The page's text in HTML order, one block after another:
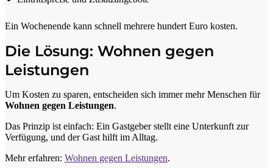
Ein Wochenende kann schnell mehrere hundert Euro kosten.
Die Lösung: Wohnen gegen
Leistungen
Um Kosten zu sparen, entscheiden sich immer mehr Menschen für
Wohnen gegen Leistungen.
Das Prinzip ist einfach: Ein Gastgeber stellt eine Unterkunft zur
Verfügung, und der Gast hilft im Alltag.
Mehr erfahren: Wohnen gegen Leistungen.